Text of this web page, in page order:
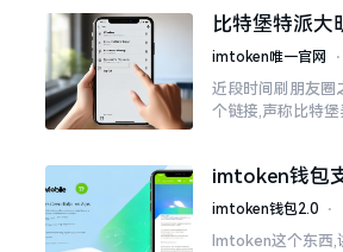
推移才逐渐明晰
比特堡特派大
话，我真没搞
imtoken唯一官网 ⋅
近段时间刷朋友圈
个链接,声称比特堡
磅”、“首发”、“独
imtoken钱包
手机电脑都能
imtoken钱包2.0 ⋅
Imtoken这个东西,